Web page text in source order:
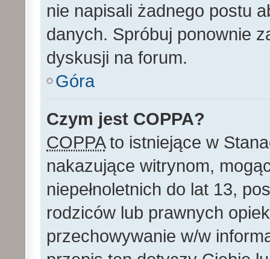
nie napisali żadnego postu
danych. Spróbuj ponownie
dyskusji na forum.
Góra
Czym jest COPPA?
COPPAto istniejące w
nakazujące witrynom,
niepełnoletnich do lat 13,
rodziców lub prawnych
przechowywanie w/w